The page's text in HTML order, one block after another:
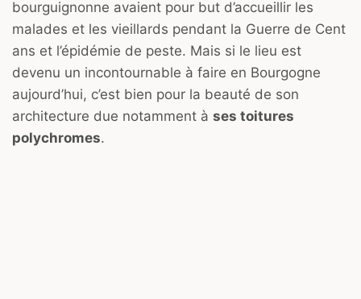
bourguignonne avaient pour but d’accueillir les
malades et les vieillards pendant la Guerre de Cent
ans et l’épidémie de peste. Mais si le lieu est
devenu un incontournable à faire en Bourgogne
aujourd’hui, c’est bien pour la beauté de son
architecture due notamment à ses toitures
polychromes.